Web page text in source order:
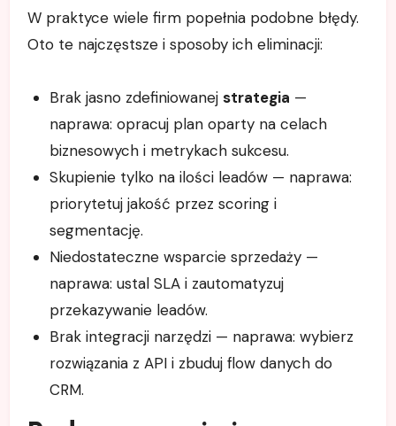
W praktyce wiele firm popełnia podobne błędy.
Oto te najczęstsze i sposoby ich eliminacji:
Brak jasno zdefiniowanejstrategia —
naprawa: opracuj plan oparty na celach
biznesowych i metrykach sukcesu.
Skupienie tylko na ilości leadów — naprawa:
priorytetuj jakość przez scoring i
segmentację.
Niedostateczne wsparcie sprzedaży —
naprawa: ustal SLA i zautomatyzuj
przekazywanie leadów.
Brak integracji narzędzi — naprawa: wybierz
rozwiązania z API i zbuduj flow danych do
CRM.